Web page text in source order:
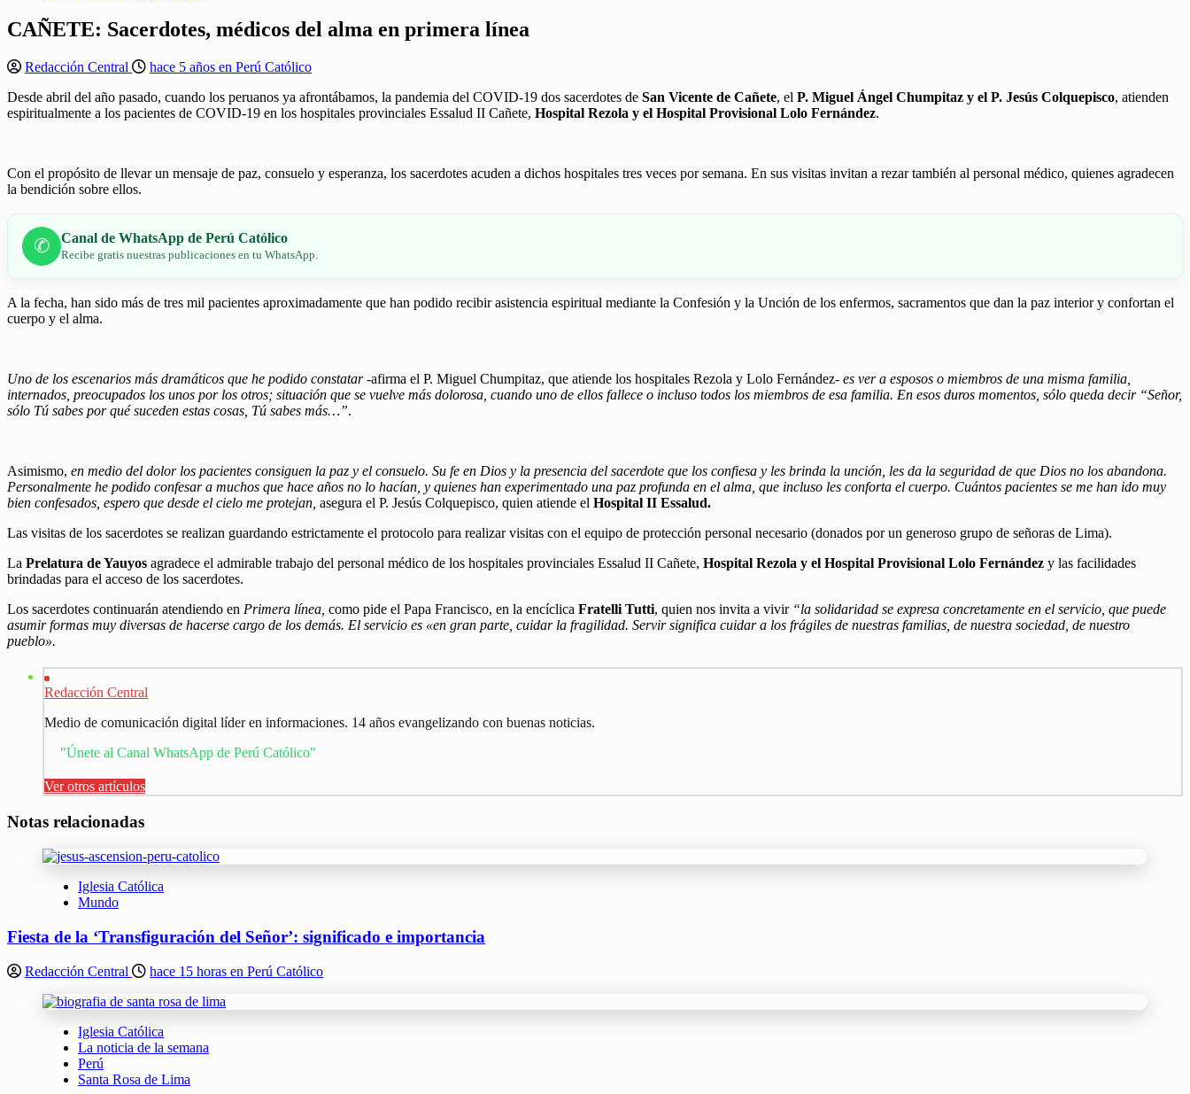
CAÑETE: Sacerdotes, médicos del alma en primera línea
Redacción Central
hace 5 años en Perú Católico
Desde abril del año pasado, cuando los peruanos ya afrontábamos, la pandemia del COVID-19 dos sacerdotes de San Vicente de Cañete, el P. Miguel Ángel Chumpitaz y el P. Jesús Colquepisco, atienden
espiritualmente a los pacientes de COVID-19 en los hospitales provinciales Essalud II Cañete, Hospital Rezola y el Hospital Provisional Lolo Fernández.
Con el propósito de llevar un mensaje de paz, consuelo y esperanza, los sacerdotes acuden a dichos hospitales tres veces por semana. En sus visitas invitan a rezar también al personal médico, quienes agradecen
la bendición sobre ellos.
✆ Canal de WhatsApp de Perú Católico
Recibe gratis nuestras publicaciones en tu WhatsApp.
A la fecha, han sido más de tres mil pacientes aproximadamente que han podido recibir asistencia espiritual mediante la Confesión y la Unción de los enfermos, sacramentos que dan la paz interior y confortan el
cuerpo y el alma.
Uno de los escenarios más dramáticos que he podido constatar-afirma el P. Miguel Chumpitaz, que atiende los hospitales Rezola y Lolo Fernández- es ver a esposos o miembros de una misma familia,
internados, preocupados los unos por los otros; situación que se vuelve más dolorosa, cuando uno de ellos fallece o incluso todos los miembros de esa familia. En esos duros momentos, sólo queda decir “Señor,
sólo Tú sabes por qué suceden estas cosas, Tú sabes más…”.
Asimismo, en medio del dolor los pacientes consiguen la paz y el consuelo. Su fe en Dios y la presencia del sacerdote que los confiesa y les brinda la unción, les da la seguridad de que Dios no los abandona.
Personalmente he podido confesar a muchos que hace años no lo hacían, y quienes han experimentado una paz profunda en el alma, que incluso les conforta el cuerpo. Cuántos pacientes se me han ido muy
bien confesados, espero que desde el cielo me protejan, asegura el P. Jesús Colquepisco, quien atiende el Hospital II Essalud.
Las visitas de los sacerdotes se realizan guardando estrictamente el protocolo para realizar visitas con el equipo de protección personal necesario (donados por un generoso grupo de señoras de Lima).
La Prelatura de Yauyos agradece el admirable trabajo del personal médico de los hospitales provinciales Essalud II Cañete, Hospital Rezola y el Hospital Provisional Lolo Fernández y las facilidades
brindadas para el acceso de los sacerdotes.
Los sacerdotes continuarán atendiendo en Primera línea, como pide el Papa Francisco, en la encíclica Fratelli Tutti, quien nos invita a vivir “la solidaridad se expresa concretamente en el servicio, que puede
asumir formas muy diversas de hacerse cargo de los demás. El servicio es «en gran parte, cuidar la fragilidad. Servir significa cuidar a los frágiles de nuestras familias, de nuestra sociedad, de nuestro
pueblo».
Redacción Central
Medio de comunicación digital líder en informaciones. 14 años evangelizando con buenas noticias.
"Únete al Canal WhatsApp de Perú Católico"
Ver otros artículos
Notas relacionadas
Iglesia Católica
Mundo
Fiesta de la ‘Transfiguración del Señor’: significado e importancia
Redacción Central hace 15 horas en Perú Católico
Iglesia Católica
La noticia de la semana
Perú
Santa Rosa de Lima